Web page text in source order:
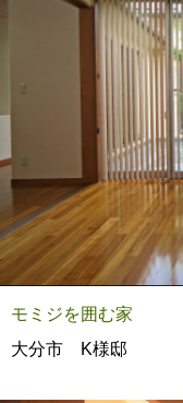
モミジを囲む家
大分市 K様邸